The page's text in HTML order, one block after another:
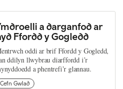
a darganfod ar
Ffordd y Gogledd
oddi ar brif Ffordd y Gogledd,
ddilyn llwybrau diarffordd i’r
a phentrefi’r glannau.
Cefn Gwlad